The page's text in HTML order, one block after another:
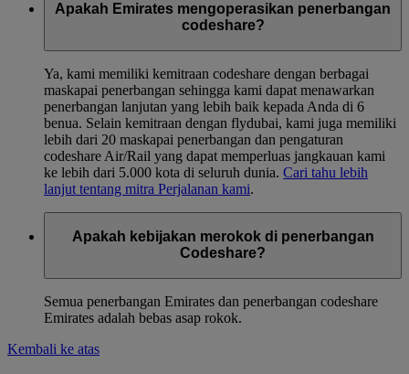
Apakah Emirates mengoperasikan penerbangan
codeshare?
Ya, kami memiliki kemitraan codeshare dengan berbagai
maskapai penerbangan sehingga kami dapat menawarkan
penerbangan lanjutan yang lebih baik kepada Anda di 6
benua. Selain kemitraan dengan flydubai, kami juga memiliki
lebih dari 20 maskapai penerbangan dan pengaturan
codeshare Air/Rail yang dapat memperluas jangkauan kami
ke lebih dari 5.000 kota di seluruh dunia. Cari tahu lebih
lanjut tentang mitra Perjalanan kami.
Apakah kebijakan merokok di penerbangan
Codeshare?
Semua penerbangan Emirates dan penerbangan codeshare
Emirates adalah bebas asap rokok.
Kembali ke atas